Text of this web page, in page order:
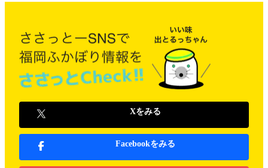
Xをみる
Facebookをみる